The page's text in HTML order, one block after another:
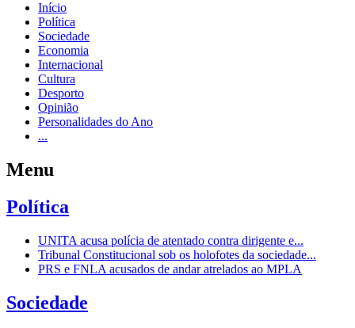
Início
Política
Sociedade
Economia
Internacional
Cultura
Desporto
Opinião
Personalidades do Ano
...
Menu
Política
UNITA acusa polícia de atentado contra dirigente e...
Tribunal Constitucional sob os holofotes da sociedade...
PRS e FNLA acusados de andar atrelados ao MPLA
Sociedade